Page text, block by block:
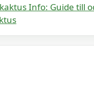
Info: Guide till